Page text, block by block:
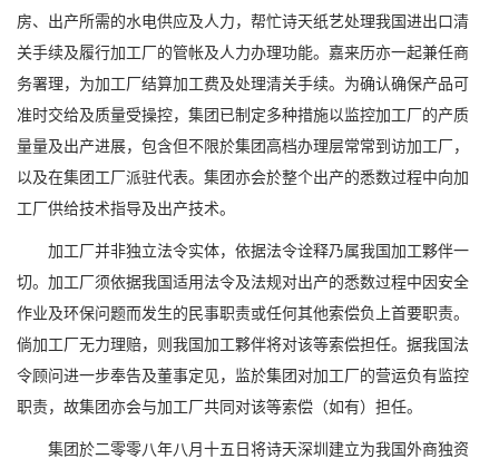
房、出产所需的水电供应及人力，帮忙诗天纸艺处理我国进出口清
关手续及履行加工厂的管帐及人力办理功能。嘉来历亦一起兼任商
务署理，为加工厂结算加工费及处理清关手续。为确认确保产品可
准时交给及质量受操控，集团已制定多种措施以监控加工厂的产质
量量及出产进展，包含但不限於集团高档办理层常常到访加工厂，
以及在集团工厂派驻代表。集团亦会於整个出产的悉数过程中向加
工厂供给技术指导及出产技术。
加工厂并非独立法令实体，依据法令诠释乃属我国加工夥伴一
切。加工厂须依据我国适用法令及法规对出产的悉数过程中因安全
作业及环保问题而发生的民事职责或任何其他索偿负上首要职责。
倘加工厂无力理赔，则我国加工夥伴将对该等索偿担任。据我国法
令顾问进一步奉告及董事定见，监於集团对加工厂的营运负有监控
职责，故集团亦会与加工厂共同对该等索偿（如有）担任。
集团於二零零八年八月十五日将诗天深圳建立为我国外商独资